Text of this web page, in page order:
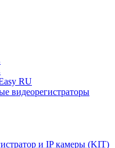
RU
видеорегистраторы
и IP камеры (KIT)